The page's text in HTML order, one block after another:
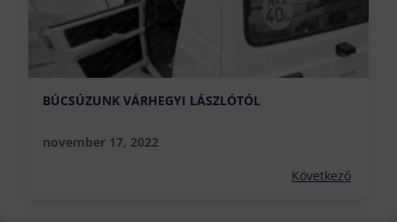
BÚCSÚZUNK VÁRHEGYI LÁSZLÓTÓL
november 17, 2022
Következő